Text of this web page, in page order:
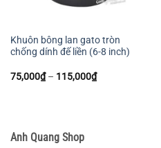
Khuôn bông lan gato tròn
chống dính đế liền (6-8 inch)
75,000₫ – 115,000₫Khoảng
giá:
Anh Quang Shop